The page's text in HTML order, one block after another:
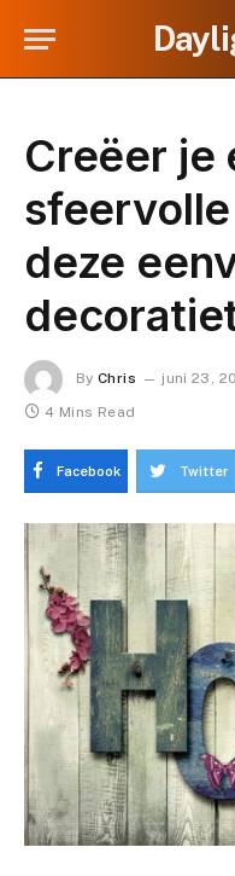
Creëer je
deze
By Chris juni 23,
4 Mins Read
Facebook Twitter